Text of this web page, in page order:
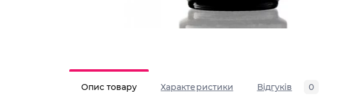
Опис товару Характеристики Відгуків 0